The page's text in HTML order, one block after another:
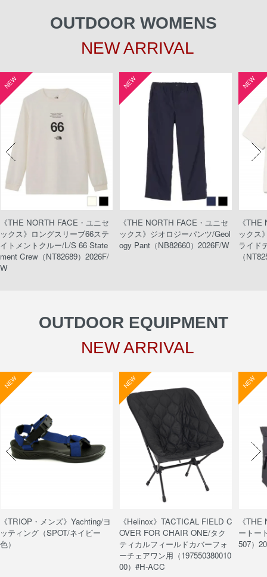
OUTDOOR WOMENS
NEW ARRIVAL
NEW
《THE NORTH FACE・ユニセ
ックス》ロングスリーブ66ステ
イトメントクルー/L/S 66 State
ment Crew（NT82689）2026F/
W
NEW
《THE NORTH FACE・ユニセ
ックス》ジオロジーパンツ/Geol
ogy Pant（NB82660）2026F/W
NEW
《
ックス
ライド
（
OUTDOOR EQUIPMENT
NEW ARRIVAL
NEW
《TRIOP・メンズ》Yachting/ヨ
ッティング（SPOT/ネイビー
色）
NEW
《Helinox》TACTICAL FIELD C
OVER FOR CHAIR ONE/タク
ティカルフィールドカバーフォ
ーチェアワン用（197550380010
00）#H-ACC
NEW
《
ートー
507）